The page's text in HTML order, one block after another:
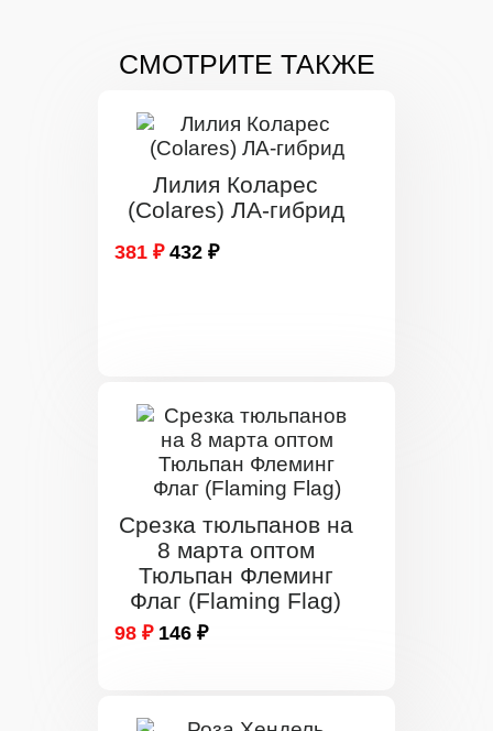
СМОТРИТЕ ТАКЖЕ
Лилия Коларес
(Colares) ЛА-гибрид
381 ₽ 432 ₽
Срезка тюльпанов на
8 марта оптом
Тюльпан Флеминг
Флаг (Flaming Flag)
98 ₽ 146 ₽